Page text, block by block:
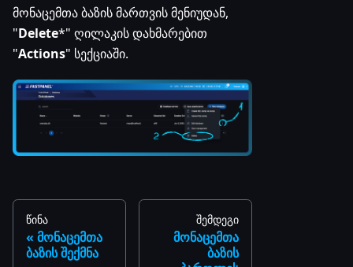
მონაცემთა ბაზის მართვის მენიუდან,
"Delete*" ღილაკის დახმარებით
"Actions" სექციაში.
წინა
მონაცემთა
ბაზის შექმნა
შემდეგი
მონაცემთა
ბაზის